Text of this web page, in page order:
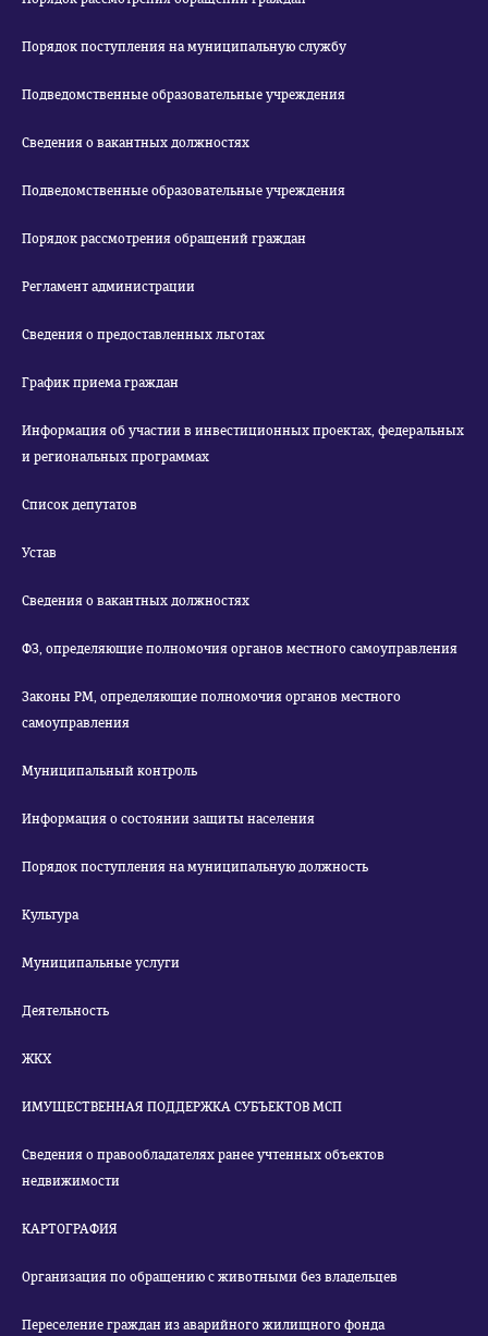
Порядок поступления на муниципальную службу
Подведомственные образовательные учреждения
Сведения о вакантных должностях
Подведомственные образовательные учреждения
Порядок рассмотрения обращений граждан
Регламент администрации
Сведения о предоставленных льготах
График приема граждан
Информация об участии в инвестиционных проектах, федеральных
и региональных программах
Список депутатов
Устав
Сведения о вакантных должностях
ФЗ, определяющие полномочия органов местного самоуправления
Законы РМ, определяющие полномочия органов местного
самоуправления
Муниципальный контроль
Информация о состоянии защиты населения
Порядок поступления на муниципальную должность
Культура
Муниципальные услуги
Деятельность
ЖКХ
ИМУЩЕСТВЕННАЯ ПОДДЕРЖКА СУБЪЕКТОВ МСП
Сведения о правообладателях ранее учтенных объектов
недвижимости
КАРТОГРАФИЯ
Организация по обращению с животными без владельцев
Переселение граждан из аварийного жилищного фонда